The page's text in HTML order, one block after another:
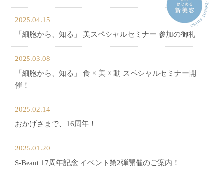
2025.04.15
「細胞から、知る」 美スペシャルセミナー 参加の御礼
2025.03.08
「細胞から、知る」 食 × 美 × 動 スペシャルセミナー開
催！
2025.02.14
おかげさまで、16周年！
2025.01.20
S-Beaut 17周年記念 イベント第2弾開催のご案内！